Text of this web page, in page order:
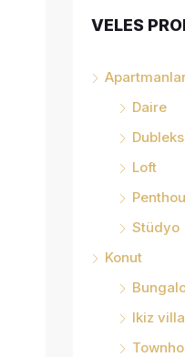
VELES
Daire
Dubleks
Loft
Stüdyo
Konut
Ikiz villa